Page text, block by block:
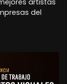
artistas
del